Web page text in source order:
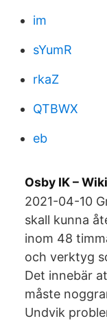
im
sYumR
rkaZ
QTBWX
eb
Osby IK –
2021-04-10
skall kunna
inom 48
och verktyg
Det innebär
måste
Undvik